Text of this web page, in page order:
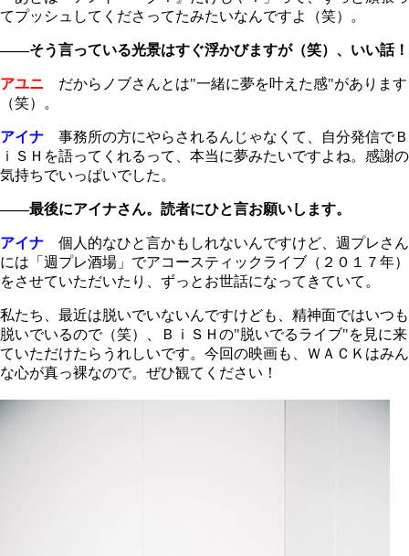
てプッシュしてくださってたみたいなんですよ（笑）。
――そう言っている光景はすぐ浮かびますが（笑）、いい話！
アユニ だからノブさんとは"一緒に夢を叶えた感"があります
（笑）。
アイナ 事務所の方にやらされるんじゃなくて、自分発信でＢ
ｉＳＨを語ってくれるって、本当に夢みたいですよね。感謝の
気持ちでいっぱいでした。
――最後にアイナさん。読者にひと言お願いします。
アイナ 個人的なひと言かもしれないんですけど、週プレさん
には「週プレ酒場」でアコースティックライブ（２０１７年）
をさせていただいたり、ずっとお世話になってきていて。
私たち、最近は脱いでいないんですけども、精神面ではいつも
脱いでいるので（笑）、ＢｉＳＨの"脱いでるライブ"を見に来
ていただけたらうれしいです。今回の映画も、ＷＡＣＫはみん
な心が真っ裸なので。ぜひ観てください！